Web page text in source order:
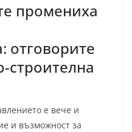
промениха
отговорите
строителна
е вече и
и възможност за